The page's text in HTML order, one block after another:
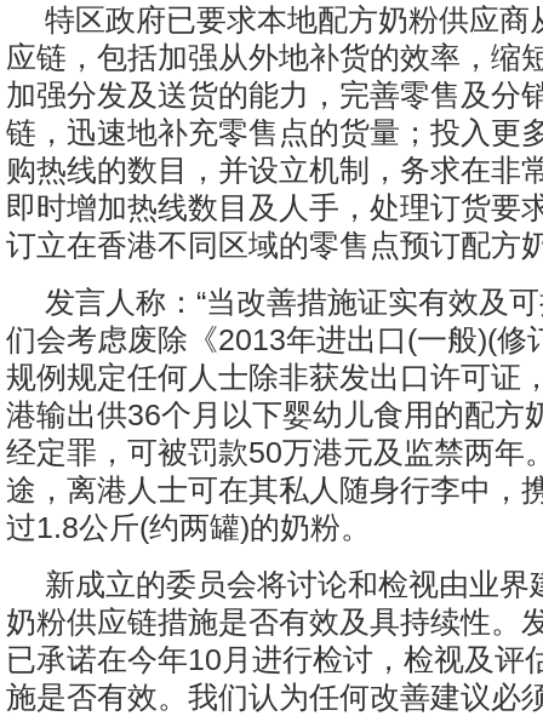
特区政府已要求本地配方奶粉供应商
应链，包括加强从外地补货的效率，缩
加强分发及送货的能力，完善零售及分
链，迅速地补充零售点的货量；投入更
购热线的数目，并设立机制，务求在非
即时增加热线数目及人手，处理订货要
订立在香港不同区域的零售点预订配方
发言人称：“当改善措施证实有效及
们会考虑废除《2013年进出口(一般)(修
规例规定任何人士除非获发出口许可证
港输出供36个月以下婴幼儿食用的配方
经定罪，可被罚款50万港元及监禁两年
途，离港人士可在其私人随身行李中，
过1.8公斤(约两罐)的奶粉。
新成立的委员会将讨论和检视由业界
奶粉供应链措施是否有效及具持续性。
已承诺在今年10月进行检讨，检视及评
施是否有效。我们认为任何改善建议必